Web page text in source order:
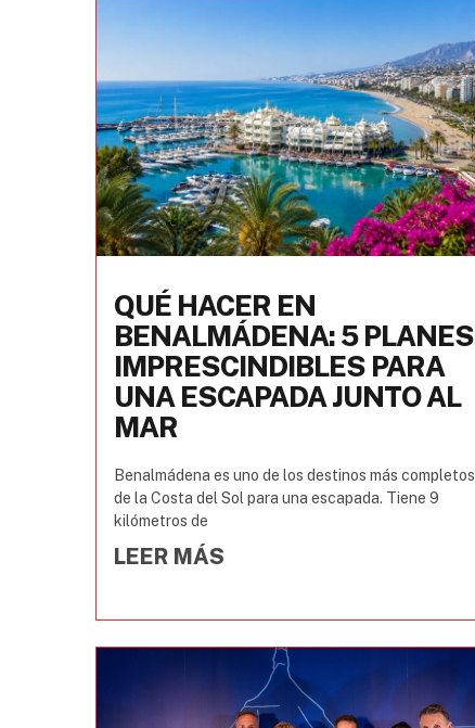
QUÉ HACER EN
BENALMÁDENA: 5 PLANES
IMPRESCINDIBLES PARA
UNA ESCAPADA JUNTO AL
MAR
Benalmádena es uno de los destinos más completos
de la Costa del Sol para una escapada. Tiene 9
kilómetros de
LEER MÁS